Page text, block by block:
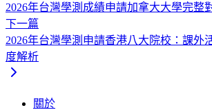
2026年台灣學測成績申請加拿大大學完整
下一篇
2026年台灣學測申請香港八大院校：課外
度解析
關於